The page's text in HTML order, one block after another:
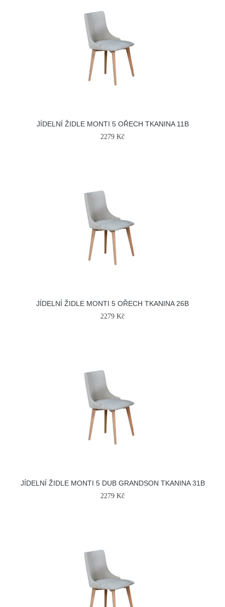
JÍDELNÍ ŽIDLE MONTI 5 OŘECH TKANINA 11B
2279 Kč
JÍDELNÍ ŽIDLE MONTI 5 OŘECH TKANINA 26B
2279 Kč
JÍDELNÍ ŽIDLE MONTI 5 DUB GRANDSON TKANINA 31B
2279 Kč